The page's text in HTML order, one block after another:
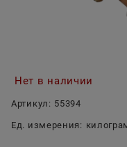
Нет в наличии
Артикул: 55394
Ед. измерения: